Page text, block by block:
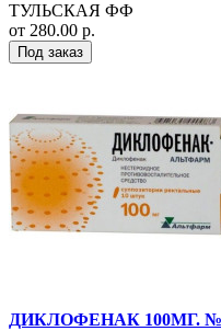
ТУЛЬСКАЯ ФФ
от 280.00 р.
Под заказ
ДИКЛОФЕНАК 100МГ.